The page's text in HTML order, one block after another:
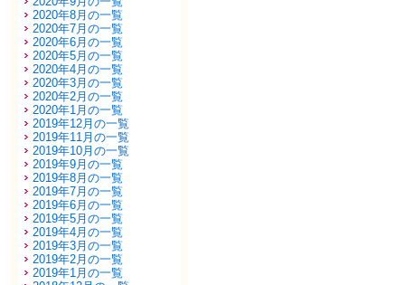
2020年8月の一覧
2020年7月の一覧
2020年6月の一覧
2020年5月の一覧
2020年4月の一覧
2020年3月の一覧
2020年2月の一覧
2020年1月の一覧
2019年12月の一覧
2019年11月の一覧
2019年10月の一覧
2019年9月の一覧
2019年8月の一覧
2019年7月の一覧
2019年6月の一覧
2019年5月の一覧
2019年4月の一覧
2019年3月の一覧
2019年2月の一覧
2019年1月の一覧